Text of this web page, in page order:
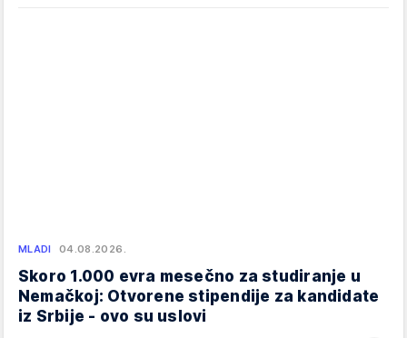
MLADI 04.08.2026.
Skoro 1.000 evra mesečno za studiranje u
Nemačkoj: Otvorene stipendije za kandidate
iz Srbije - ovo su uslovi